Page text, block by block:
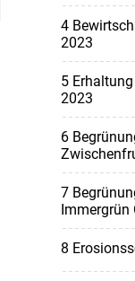
4
2023
5
2023
6
7
Immergrün
8